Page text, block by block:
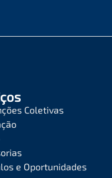
Coletivas
e Oportunidades